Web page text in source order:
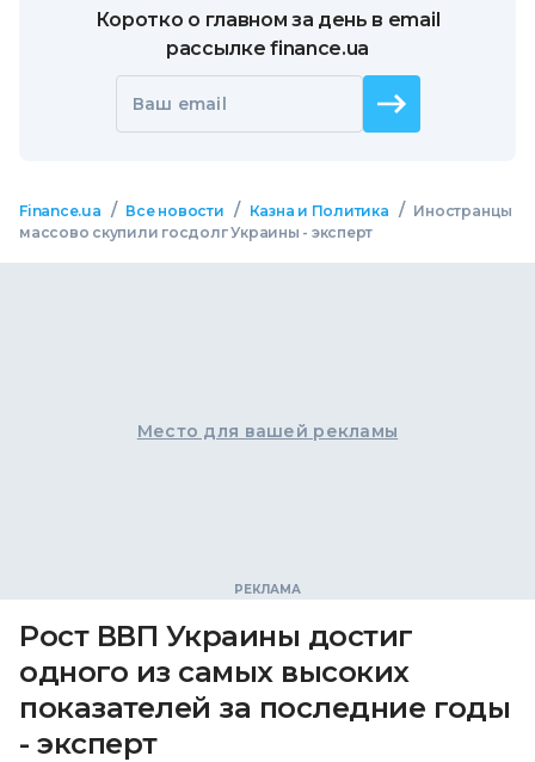
Коротко о главном за день в email
рассылке finance.ua
Ваш email
Finance.ua / Все новости / Казна и Политика / Иностранцы
массово скупили госдолг Украины - эксперт
Место для вашей рекламы
Рост ВВП Украины достиг
одного из самых высоких
показателей за последние годы
- эксперт